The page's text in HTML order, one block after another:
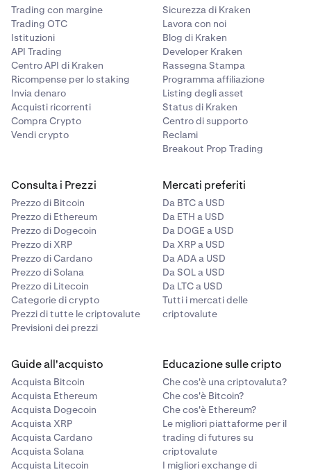
Trading con margine
Trading OTC
Istituzioni
API Trading
Centro API di Kraken
Ricompense per lo staking
Invia denaro
Acquisti ricorrenti
Compra Crypto
Vendi crypto
Sicurezza di Kraken
Lavora con noi
Blog di Kraken
Developer Kraken
Rassegna Stampa
Programma affiliazione
Listing degli asset
Status di Kraken
Centro di supporto
Reclami
Breakout Prop Trading
Consulta i Prezzi
Prezzo di Bitcoin
Prezzo di Ethereum
Prezzo di Dogecoin
Prezzo di XRP
Prezzo di Cardano
Prezzo di Solana
Prezzo di Litecoin
Categorie di crypto
Prezzi di tutte le criptovalute
Previsioni dei prezzi
Mercati preferiti
Da BTC a USD
Da ETH a USD
Da DOGE a USD
Da XRP a USD
Da ADA a USD
Da SOL a USD
Da LTC a USD
Tutti i mercati delle
criptovalute
Guide all'acquisto
Acquista Bitcoin
Acquista Ethereum
Acquista Dogecoin
Acquista XRP
Acquista Cardano
Acquista Solana
Acquista Litecoin
Educazione sulle cripto
Che cos'è una criptovaluta?
Che cos'è Bitcoin?
Che cos'è Ethereum?
Le migliori piattaforme per il
trading di futures su
criptovalute
I migliori exchange di